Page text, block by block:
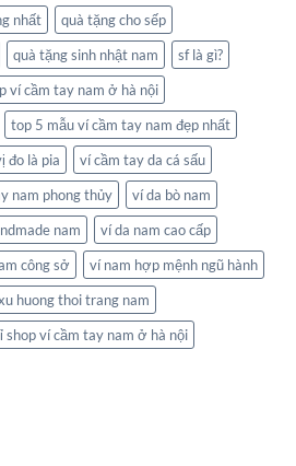
nhất
quà tặng cho sếp
quà tặng sinh nhật nam
sf là gì?
ví cầm tay nam ở hà nội
top 5 mẫu ví cầm tay nam đẹp nhất
đo là pia
ví cầm tay da cá sấu
nam phong thủy
ví da bò nam
nam
ví da nam cao cấp
công sở
ví nam hợp mệnh ngũ hành
huong thoi trang nam
shop ví cầm tay nam ở hà nội